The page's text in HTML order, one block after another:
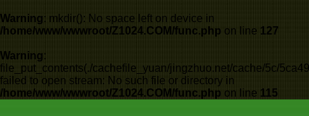
Warning: mkdir(): No space left on device in
/home/www/wwwroot/Z1024.COM/func.php on line 127
Warning:
file_put_contents(./cachefile_yuan/jingzhuo.net/cache/5c/
failed to open stream: No such file or directory in
/home/www/wwwroot/Z1024.COM/func.php on line 115